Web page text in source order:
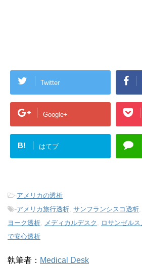
Twitter
Google+
B! はてブ
-アメリカの透析
-アメリカ旅行透析, サンフランシスコ透析,
ヨーク透析, メディカルデスク , ロサンゼル
で安心透析
執筆者： Medical Desk